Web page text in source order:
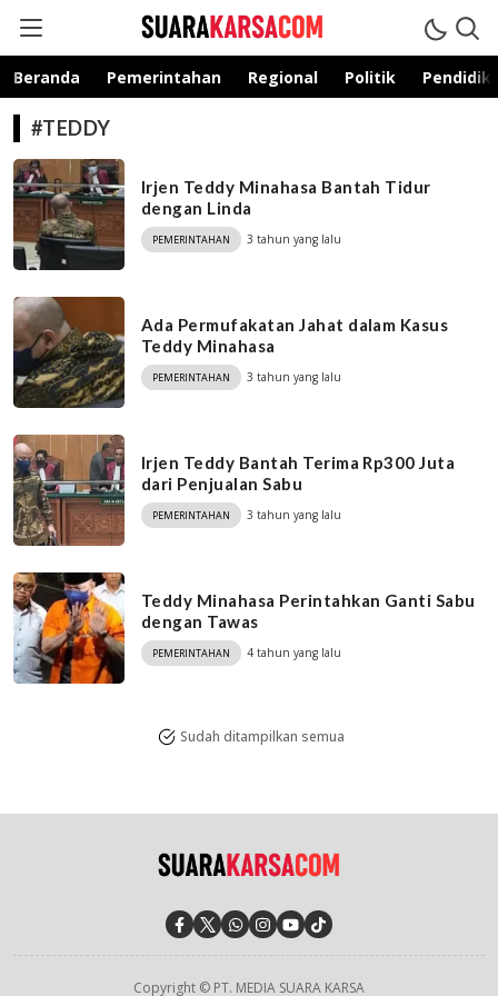
suarakarsa.com
Informasi terpercaya
Beranda Pemerintahan Regional Politik
#TEDDY
Irjen Teddy Minahasa Bantah Tidur
dengan Linda
PEMERINTAHAN 3 tahun yang lalu
Ada Permufakatan Jahat dalam Kasus
Teddy Minahasa
PEMERINTAHAN 3 tahun yang lalu
Irjen Teddy Bantah Terima Rp300 Juta
dari Penjualan Sabu
PEMERINTAHAN 3 tahun yang lalu
Teddy Minahasa Perintahkan Ganti Sabu
dengan Tawas
PEMERINTAHAN 4 tahun yang lalu
Sudah ditampilkan semua
Copyright © PT. MEDIA SUARA KARSA